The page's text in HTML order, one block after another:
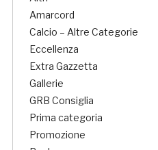
Amarcord
Calcio – Altre Categorie
Eccellenza
Extra Gazzetta
Gallerie
GRB Consiglia
Prima categoria
Promozione